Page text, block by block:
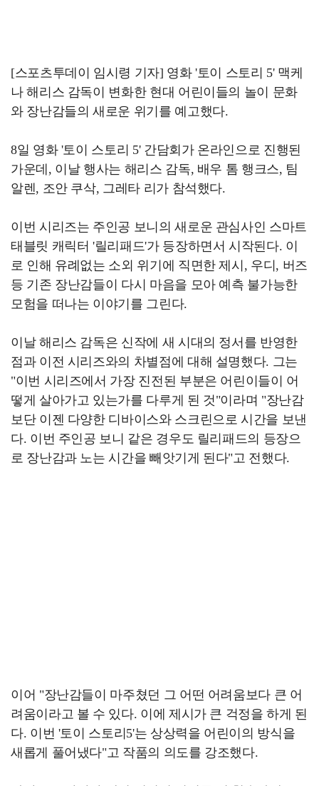
[스포츠투데이 임시령 기자] 영화 '토이 스토리 5' 맥케
나 해리스 감독이 변화한 현대 어린이들의 놀이 문화
와 장난감들의 새로운 위기를 예고했다.
8일 영화 '토이 스토리 5' 간담회가 온라인으로 진행된
가운데, 이날 행사는 해리스 감독, 배우 톰 행크스, 팀
알렌, 조안 쿠삭, 그레타 리가 참석했다.
이번 시리즈는 주인공 보니의 새로운 관심사인 스마트
태블릿 캐릭터 '릴리패드'가 등장하면서 시작된다. 이
로 인해 유례없는 소외 위기에 직면한 제시, 우디, 버즈
등 기존 장난감들이 다시 마음을 모아 예측 불가능한
모험을 떠나는 이야기를 그린다.
이날 해리스 감독은 신작에 새 시대의 정서를 반영한
점과 이전 시리즈와의 차별점에 대해 설명했다. 그는
"이번 시리즈에서 가장 진전된 부분은 어린이들이 어
떻게 살아가고 있는가를 다루게 된 것"이라며 "장난감
보단 이젠 다양한 디바이스와 스크린으로 시간을 보낸
다. 이번 주인공 보니 같은 경우도 릴리패드의 등장으
로 장난감과 노는 시간을 빼앗기게 된다"고 전했다.
이어 "장난감들이 마주쳤던 그 어떤 어려움보다 큰 어
려움이라고 볼 수 있다. 이에 제시가 큰 걱정을 하게 된
다. 이번 '토이 스토리5'는 상상력을 어린이의 방식을
새롭게 풀어냈다"고 작품의 의도를 강조했다.